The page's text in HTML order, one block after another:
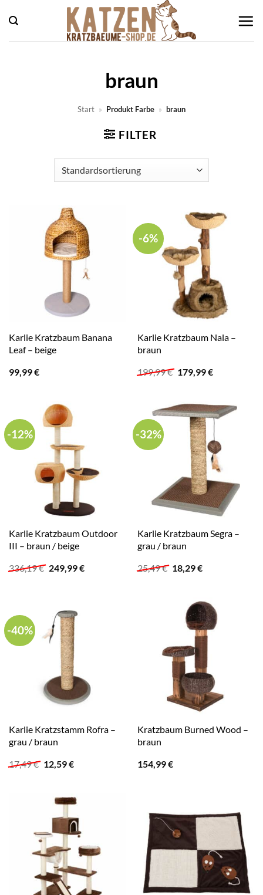
Inhalt
springen
braun
Start » Produkt Farbe » braun
FILTER
Karlie Kratzbaum Banana
Leaf – beige
99,99€
-6%
Karlie Kratzbaum Nala –
braun
199,99€ Ursprünglicher
Preis
179,99€Aktueller
-12%
Karlie Kratzbaum Outdoor
III – braun / beige
336,19€ Ursprünglicher
Preis
249,99€Aktueller
-32%
Karlie Kratzbaum Segra –
grau / braun
25,49€ Ursprünglicher
Preis
18,29€Aktueller
-40%
Karlie Kratzstamm Rofra –
grau / braun
17,49€ Ursprünglicher
Preis
12,59€Aktueller
Kratzbaum Burned Wood –
braun
154,99€